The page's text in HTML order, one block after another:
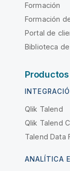
Formación
Formación
Portal de
Biblioteca
Productos
Qlik Talend
Qlik Talend
Talend Data
ANALÍTICA